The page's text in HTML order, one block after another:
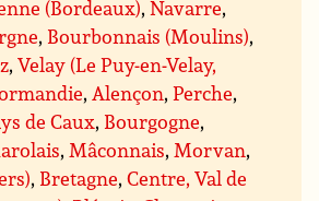
(Bordeaux),Navarre,
, Bourbonnais (Moulins),
,Velay (Le Puy-en-Velay,
, Alençon,Perche,
de Caux, Bourgogne,
, Mâconnais, Morvan,
, Bretagne,Centre, Val de